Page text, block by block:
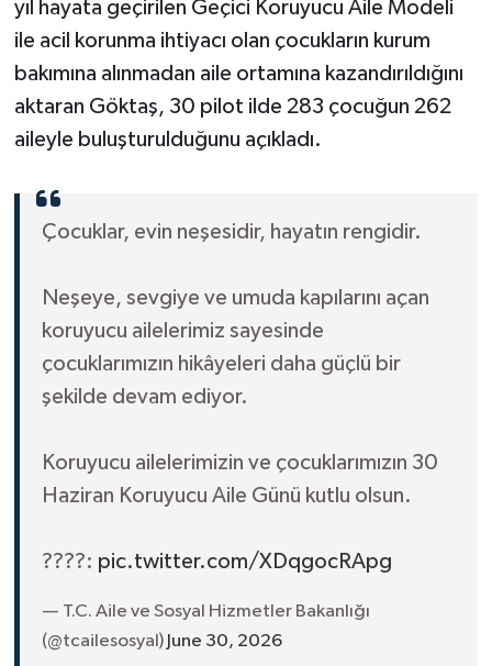
yıl hayata geçirilen Geçici Koruyucu Aile Modeli
ile acil korunma ihtiyacı olan çocukların kurum
bakımına alınmadan aile ortamına kazandırıldığını
aktaran Göktaş, 30 pilot ilde 283 çocuğun 262
aileyle buluşturulduğunu açıkladı.
Çocuklar, evin neşesidir, hayatın rengidir.
Neşeye, sevgiye ve umuda kapılarını açan
koruyucu ailelerimiz sayesinde
çocuklarımızın hikâyeleri daha güçlü bir
şekilde devam ediyor.
Koruyucu ailelerimizin ve çocuklarımızın 30
Haziran Koruyucu Aile Günü kutlu olsun.
????: pic.twitter.com/XDqgocRApg
— T.C. Aile ve Sosyal Hizmetler Bakanlığı
(@tcailesosyal) June 30, 2026